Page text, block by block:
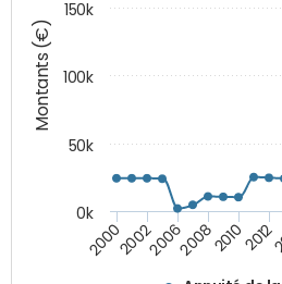
Montants (€)
200020022006200820102012
0k
50k
100k
150k